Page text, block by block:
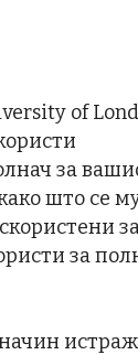
of
за
што се
за